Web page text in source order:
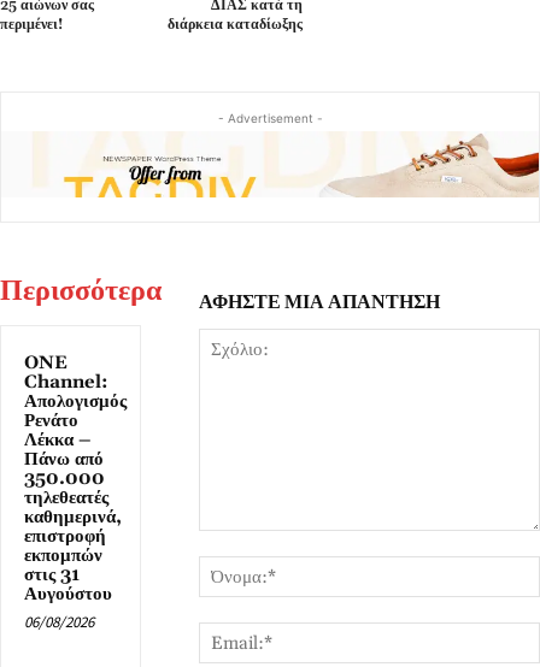
25 αιώνων σας
περιμένει!
ΔΙΑΣ κατά τη
διάρκεια καταδίωξης
- Advertisement -
Περισσότερα
ONE
Channel:
Απολογισμός
Ρενάτο
Λέκκα –
Πάνω από
350.000
τηλεθεατές
καθημερινά,
επιστροφή
εκπομπών
στις 31
Αυγούστου
06/08/2026
ΑΦΗΣΤΕ ΜΙΑ ΑΠΑΝΤΗΣΗ